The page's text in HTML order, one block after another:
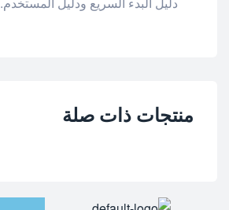
منتجات ذات صلة